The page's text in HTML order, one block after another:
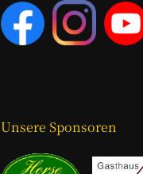
Unsere Sponsoren